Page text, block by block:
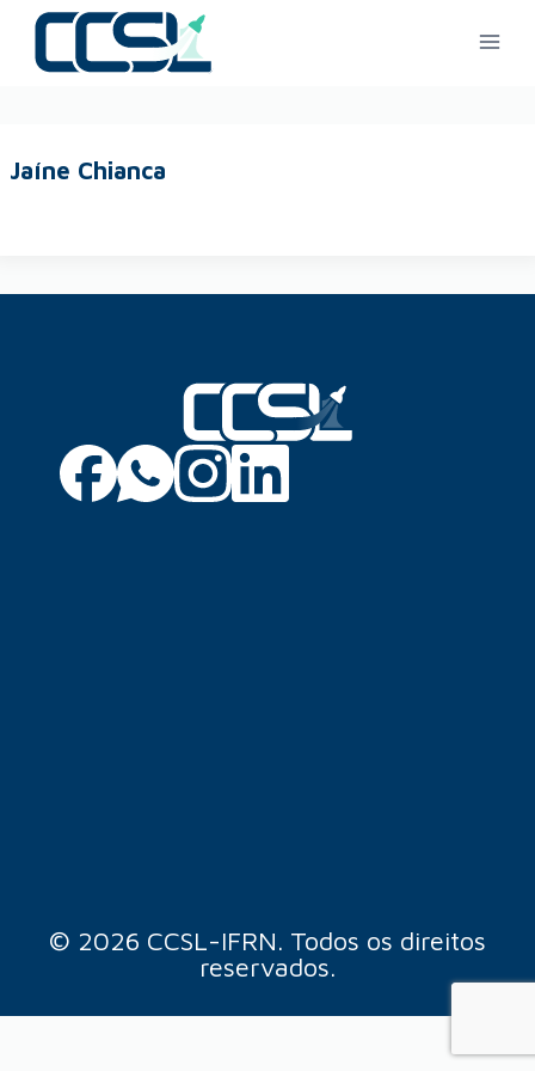
Jaíne Chianca
© 2026 CCSL-IFRN. Todos os direitos
reservados.